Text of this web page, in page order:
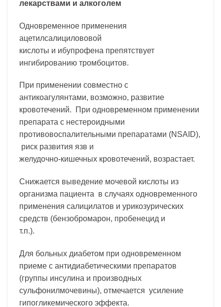
лекарствами и алкоголем
Одновременное применения
ацетилсалицилововой
кислоты и ибупрофена препятствует
ингибированию тромбоцитов.
При применении совместно с
антикоагулянтами, возможно, развитие
кровотечений. При одновременном применении
препарата с нестероидными
противовоспалительными препаратами (NSAID),
риск развития язв и
желудочно-кишечных кровотечений, возрастает.
Снижается выведение мочевой кислоты из
организма пациента в случаях одновременного
применения салицилатов и урикозурических
средств (бензобромарон, пробенецид и
т.п.).
Для больных диабетом при одновременном
приеме с антидиабетическими препаратов
(группы инсулина и производных
сульфонилмочевины), отмечается усиление
гипогликемического эффекта.